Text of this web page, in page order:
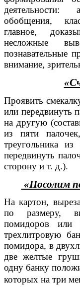
деятельности:
обобщения,
главное,
несложные
познавательные
внимание,
Проявить
или передвинуть
на другую
из пяти
треугольника
передвинуть
сторону и т. д.).
«Посолим
На картон,
по размеру,
помидоров или
трехлитровую
помидора, в
две желтые
одну банку
которых на три